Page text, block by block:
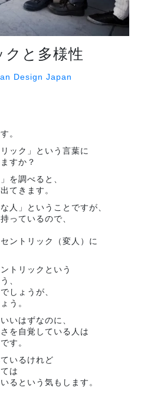
と多様性
Design Japan
。
ック」という言葉に
すか？
を調べると、
てきます。
人」ということですが、
っているので、
ントリック（変人）に
トリックという
、
しょうが、
う。
いはずなのに、
を自覚している人は
す。
いるけれど
は
るという気もします。